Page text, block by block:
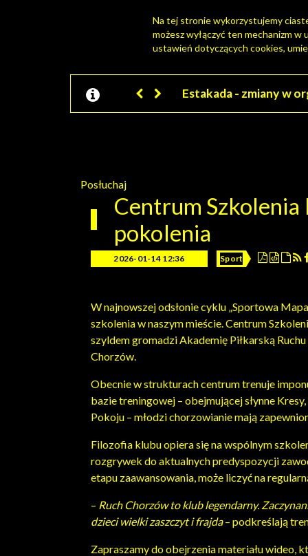
PORTAL MIESZKAŃCA
Jesteśmy w EZD
Posłuchaj
Centrum Szkolenia
pokolenia
2026-01-14 12:36 Sport
W najnowszej odsłonie cyklu „Sportowa
szkolenia w naszym mieście. Centrum
szyldem gromadzi Akademię Piłkarską
Chorzów.
Obecnie w strukturach centrum trenuje
bazie treningowej – obejmującej słynne
Pokoju – młodzi chorzowianie mają
Filozofia klubu opiera się na wspólnym
rozgrywek do aktualnych predyspozycji
etapu zaawansowania, może liczyć na
– Ruch Chorzów to klub legendarny.
dzieci wielki zaszczyt i frajda– podkreślają
Zapraszamy do obejrzenia materiału wideo,
Na tej stronie wykorzystujemy
możesz wyłączyć ten mechanizm
ustawień dotyczących cookies,